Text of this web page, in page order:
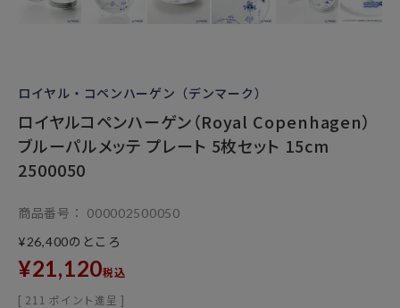
ロイヤル・コペンハーゲン（デンマーク）
ロイヤルコペンハーゲン（Royal Copenhagen）
ブルーパルメッテ プレート 5枚セット 15cm
2500050
商品番号
000002500050
¥26,400のところ
¥21,120税込
[ 211 ポイント進呈 ]